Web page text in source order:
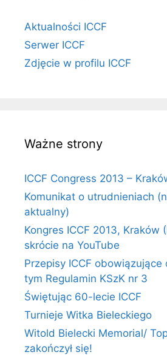
Aktualności ICCF
Serwer ICCF
Zdjęcie w profilu ICCF
Ważne strony
ICCF Congress 2013 –
Komunikat o utrudnieniach
aktualny)
Kongres ICCF 2013, Kraków
skrócie na YouTube
Przepisy ICCF obowiązujące
tym Regulamin KSzK nr 3
Świętując 60-lecie ICCF
Turnieje Witka Bieleckiego
Witold Bielecki Memorial/
zakończył się!